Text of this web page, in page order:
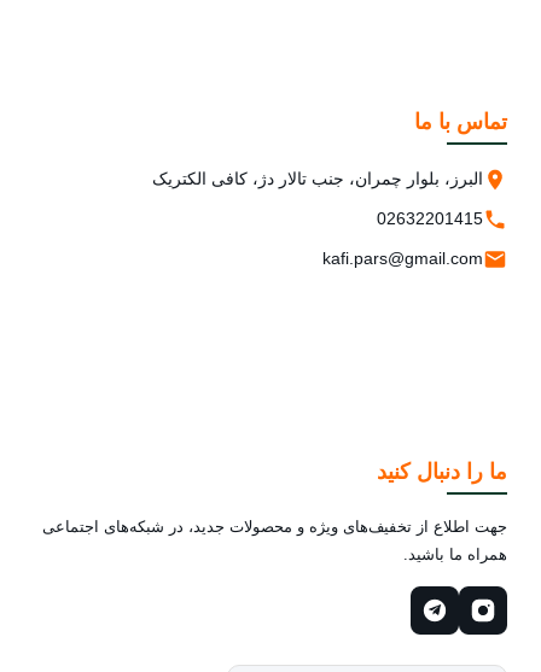
تماس با ما
البرز، بلوار چمران، جنب تالار دژ، کافی الکتریک
02632201415
kafi.pars@gmail.com
ما را دنبال کنید
جهت اطلاع از تخفیف‌های ویژه و محصولات جدید، در شبکه‌های اجتماعی
همراه ما باشید.